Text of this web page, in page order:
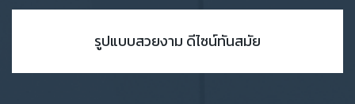
รูปแบบสวยงาม ดีไซน์ทันสมัย